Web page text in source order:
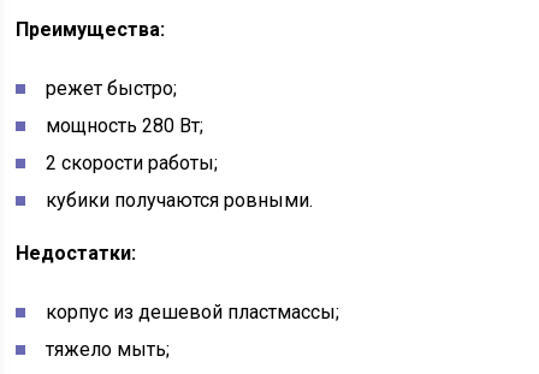
Преимущества:
режет быстро;
мощность 280 Вт;
2 скорости работы;
кубики получаются ровными.
Недостатки:
корпус из дешевой пластмассы;
тяжело мыть;